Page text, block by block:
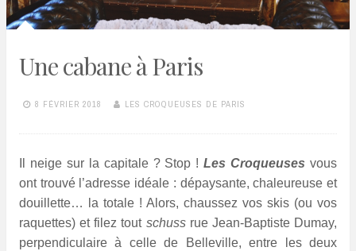
Une cabane à Paris
8 FÉVRIER 2018 LES CROQUEUSES DE PARIS
Il neige sur la capitale ? Stop !Les Croqueuses vous
ont trouvé l’adresse idéale : dépaysante, chaleureuse et
douillette… la totale ! Alors, chaussez vos skis (ou vos
raquettes) et filez tout schuss rue Jean-Baptiste Dumay,
perpendiculaire à celle de Belleville, entre les deux